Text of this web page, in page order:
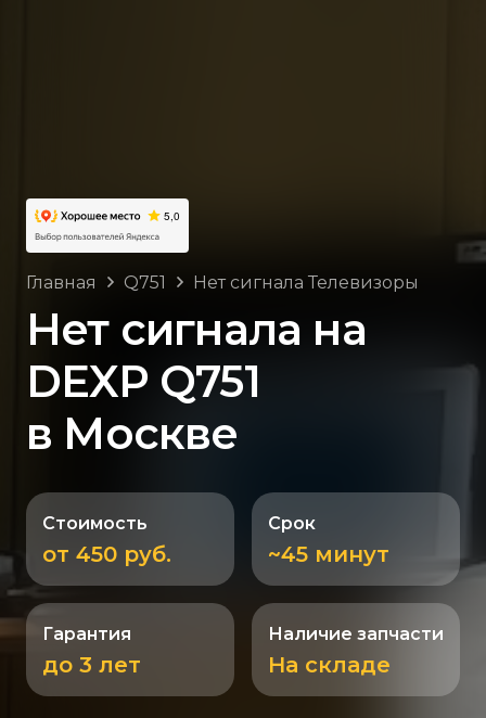
Главная Q751 Нет сигнала Телевизоры
Нет сигнала на
DEXP Q751
в Москве
Стоимость
от 450 руб.
Срок
~45 минут
Гарантия
до 3 лет
Наличие запчасти
На складе